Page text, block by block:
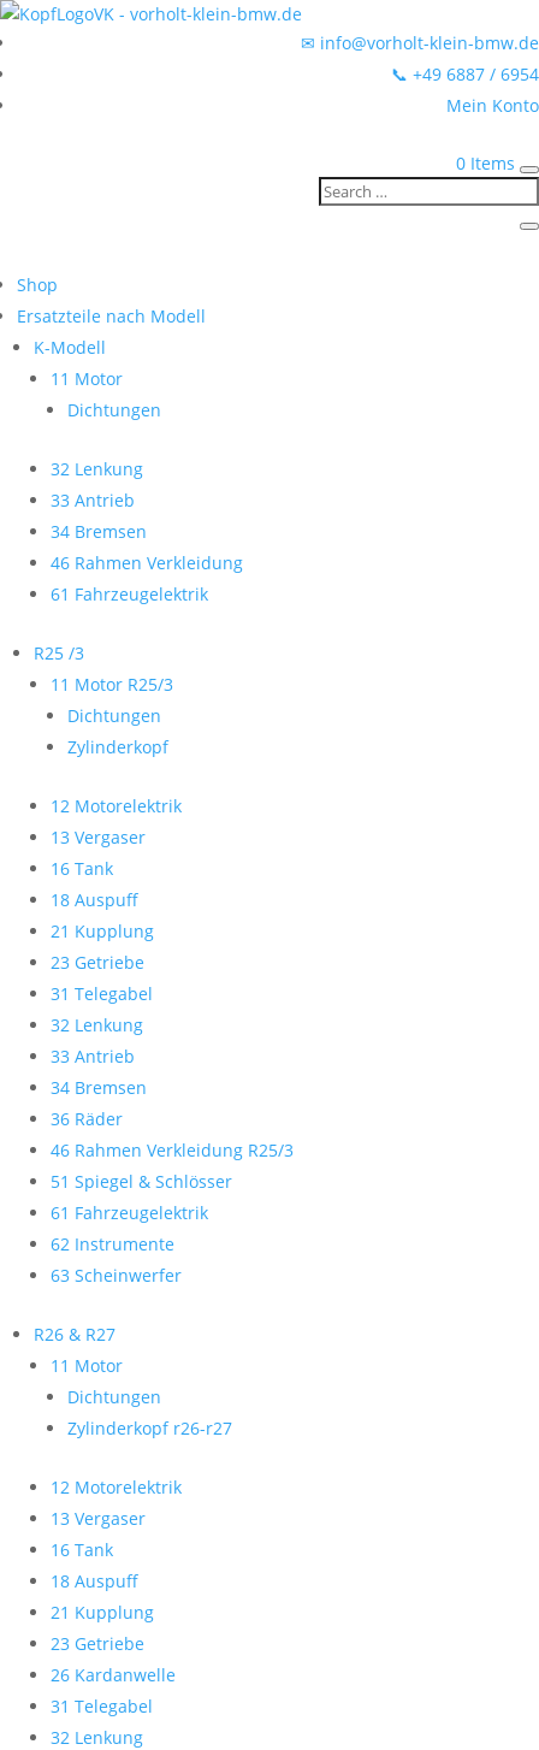
✉ info@vorholt-klein-bmw.de
📞 +49 6887 / 6954
Mein Konto
0 Items
Shop
Ersatzteile nach Modell
K-Modell
11 Motor
Dichtungen
32 Lenkung
33 Antrieb
34 Bremsen
46 Rahmen Verkleidung
61 Fahrzeugelektrik
R25 /3
11 Motor R25/3
Dichtungen
Zylinderkopf
12 Motorelektrik
13 Vergaser
16 Tank
18 Auspuff
21 Kupplung
23 Getriebe
31 Telegabel
32 Lenkung
33 Antrieb
34 Bremsen
36 Räder
46 Rahmen Verkleidung R25/3
51 Spiegel & Schlösser
61 Fahrzeugelektrik
62 Instrumente
63 Scheinwerfer
R26 & R27
11 Motor
Dichtungen
Zylinderkopf r26-r27
12 Motorelektrik
13 Vergaser
16 Tank
18 Auspuff
21 Kupplung
23 Getriebe
26 Kardanwelle
31 Telegabel
32 Lenkung